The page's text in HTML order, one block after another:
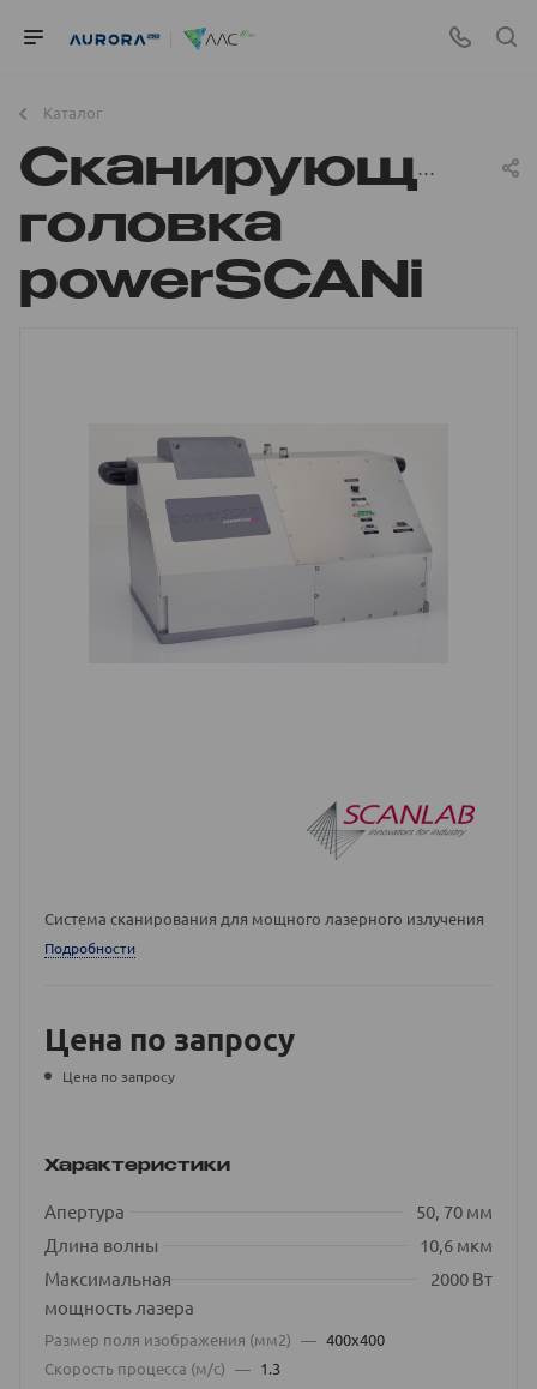
Каталог
Сканирующая
головка
powerSCANi
Система сканирования для мощного лазерного излучения
Подробности
Цена по запросу
Цена по запросу
Характеристики
Апертура
50, 70 мм
Длина волны
10,6 мкм
Максимальная
мощность лазера
2000 Вт
Размер поля изображения (мм2) — 400х400
Скорость процесса (м/с) — 1.3